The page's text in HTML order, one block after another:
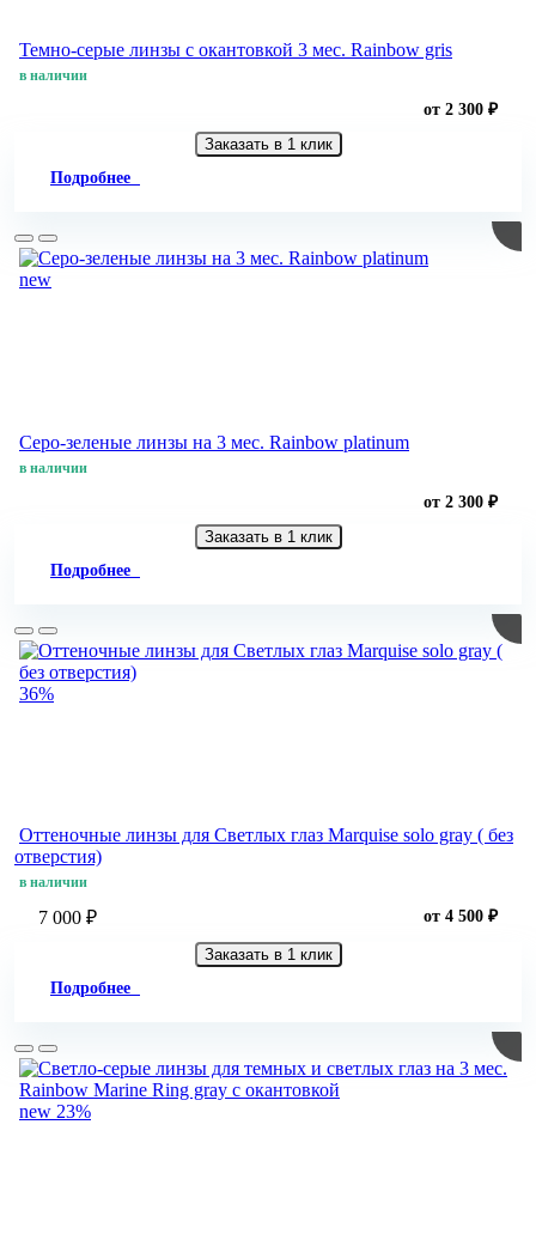
Темно-серые линзы с окантовкой 3 мес. Rainbow gris
в наличии
от 2 300 ₽
Заказать в 1 клик
Подробнее
new
Серо-зеленые линзы на 3 мес. Rainbow platinum
в наличии
от 2 300 ₽
Заказать в 1 клик
Подробнее
36%
Оттеночные линзы для Светлых глаз Marquise solo gray ( без
отверстия)
в наличии
7 000 ₽ от 4 500 ₽
Заказать в 1 клик
Подробнее
new 23%